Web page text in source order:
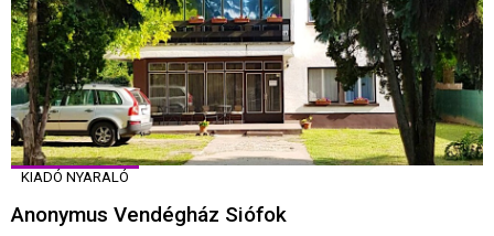
KIADÓ NYARALÓ
Anonymus Vendégház Siófok